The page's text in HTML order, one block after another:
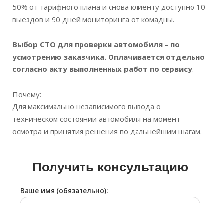
50% от тарифного плана и снова клиенту доступно 10
выездов и 90 дней мониторинга от комадны.
Выбор СТО для проверки автомобиля – по
усмотрению заказчика. Оплачивается отдельно
согласно акту выполненных работ по сервису.
Почему:
Для максимально независимого вывода о
техническом состоянии автомобиля на момент
осмотра и принятия решения по дальнейшим шагам.
Получить консультацию
Ваше имя (обязательно):